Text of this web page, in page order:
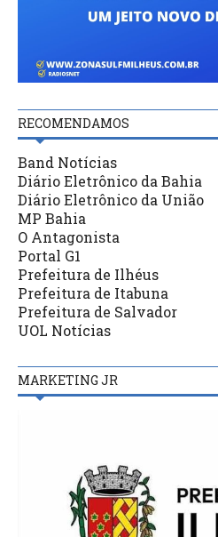
RECOMENDAMOS
Band Notícias
Diário Eletrônico da Bahia
Diário Eletrônico da União
MP Bahia
O Antagonista
Portal G1
Prefeitura de Ilhéus
Prefeitura de Itabuna
Prefeitura de Salvador
UOL Notícias
MARKETING JR